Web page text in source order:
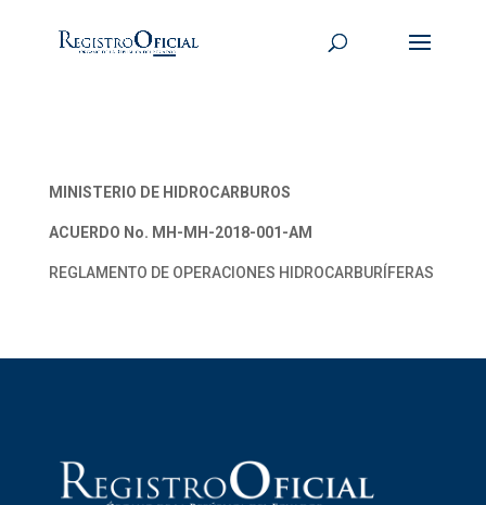
MINISTERIO DE HIDROCARBUROS
ACUERDO No. MH-MH-2018-001-AM
REGLAMENTO DE OPERACIONES HIDROCARBURÍFERAS